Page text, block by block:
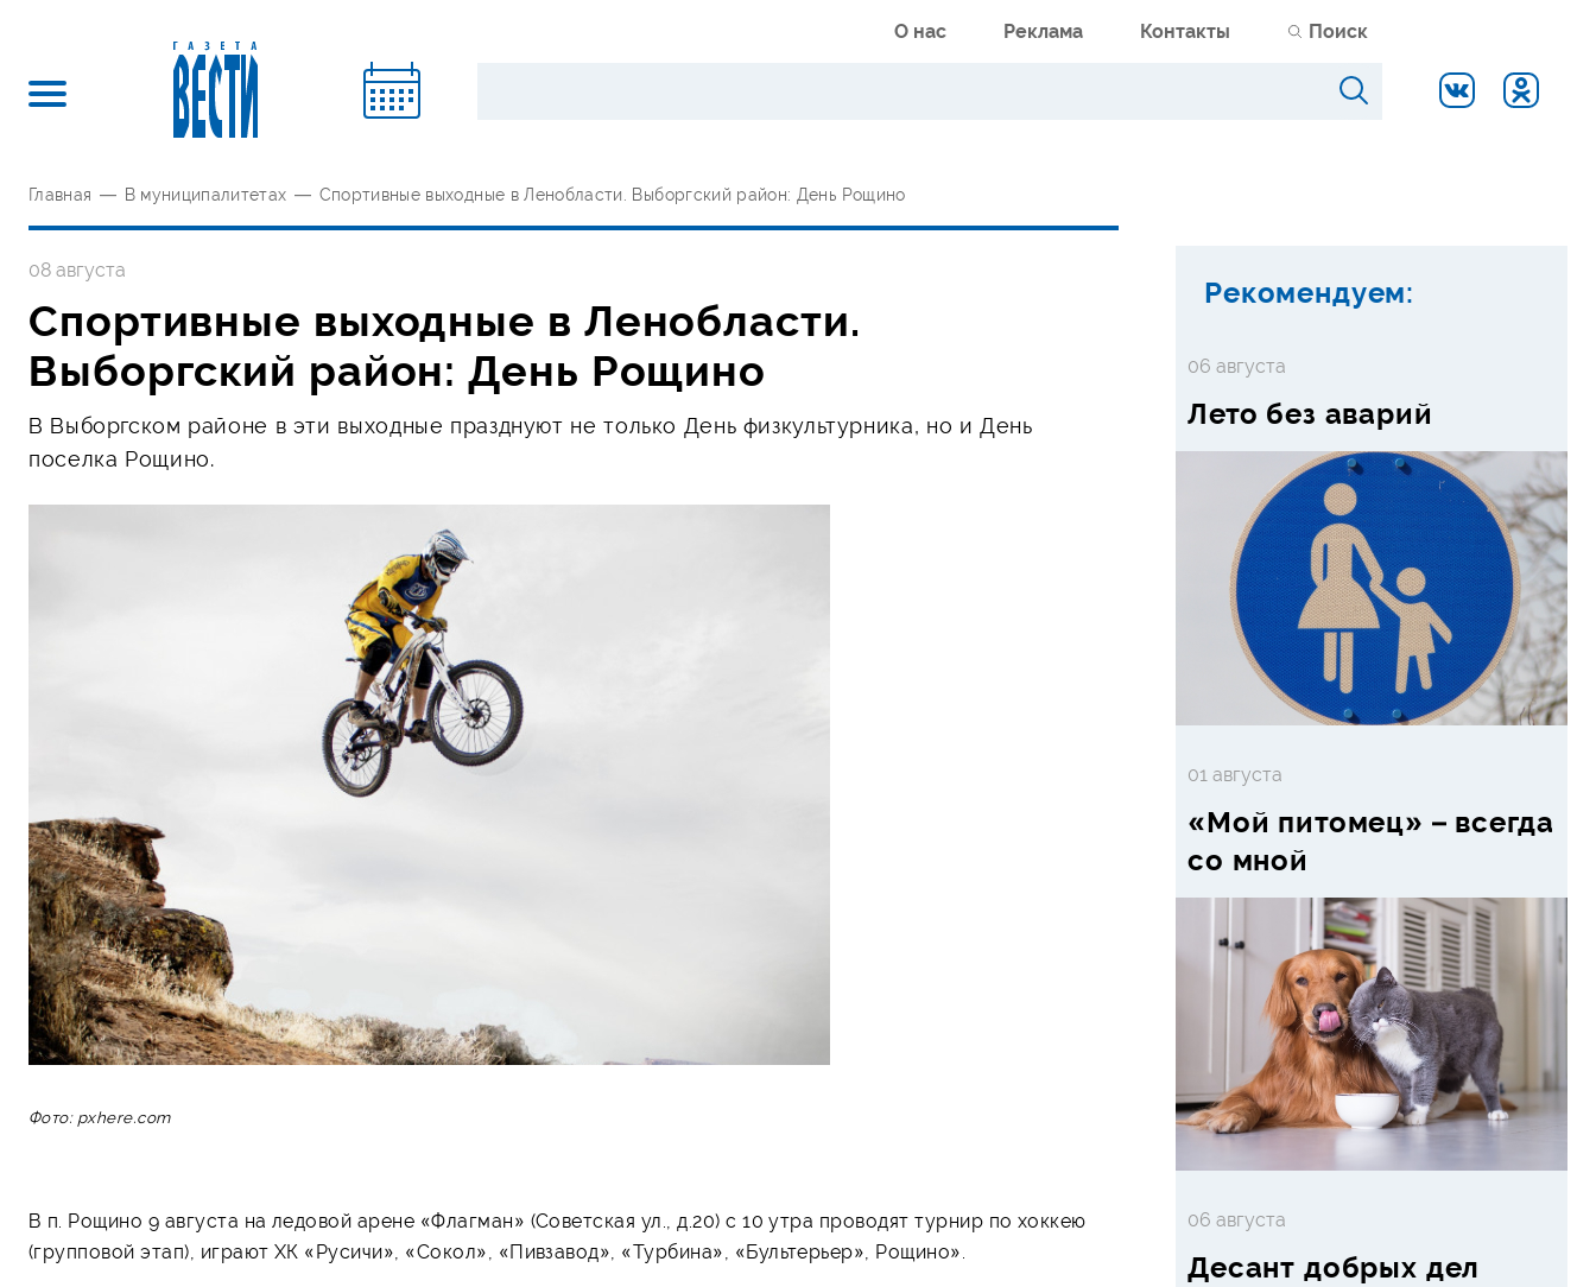
О нас Реклама Контакты Поиск
Главная — В муниципалитетах — Спортивные выходные в Ленобласти. Выборгский район: День Рощино
08 августа
Спортивные выходные в Ленобласти.
Выборгский район: День Рощино
В Выборгском районе в эти выходные празднуют не только День физкультурника, но и День
поселка Рощино.
Фото: pxhere.com
В п. Рощино 9 августа на ледовой арене «Флагман» (Советская ул., д.20) с 10 утра проводят турнир по хоккею
(групповой этап), играют ХК «Русичи», «Сокол», «Пивзавод», «Турбина», «Бультерьер», Рощино».
Рекомендуем:
06 августа
Лето без аварий
01 августа
«Мой питомец» – всегда
со мной
06 августа
Десант добрых дел